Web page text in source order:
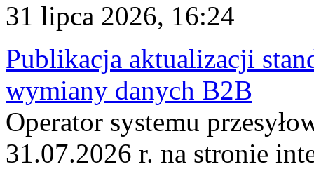
31 lipca 2026, 16:24
Publikacja aktualizacji
wymiany danych B2B
Operator systemu
31.07.2026 r. na stronie